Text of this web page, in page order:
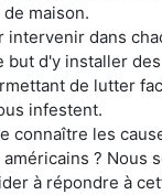
maison.
intervenir dans
but d'y installer
de lutter
infestent.
connaître les
? Nous
à répondre à